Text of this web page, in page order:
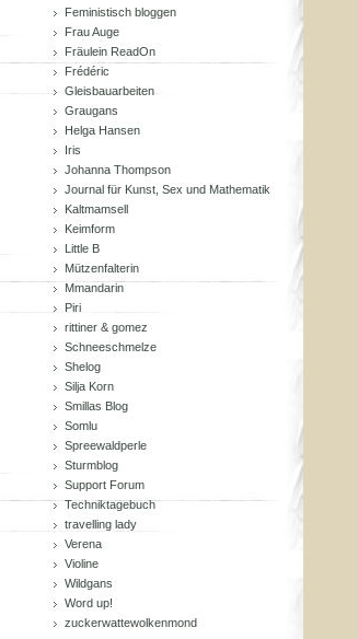
Feministisch bloggen
Frau Auge
Fräulein ReadOn
Frédéric
Gleisbauarbeiten
Graugans
Helga Hansen
Iris
Johanna Thompson
Journal für Kunst, Sex und Mathematik
Kaltmamsell
Keimform
Little B
Mützenfalterin
Mmandarin
Piri
rittiner & gomez
Schneeschmelze
Shelog
Silja Korn
Smillas Blog
Somlu
Spreewaldperle
Sturmblog
Support Forum
Techniktagebuch
travelling lady
Verena
Violine
Wildgans
Word up!
zuckerwattewolkenmond